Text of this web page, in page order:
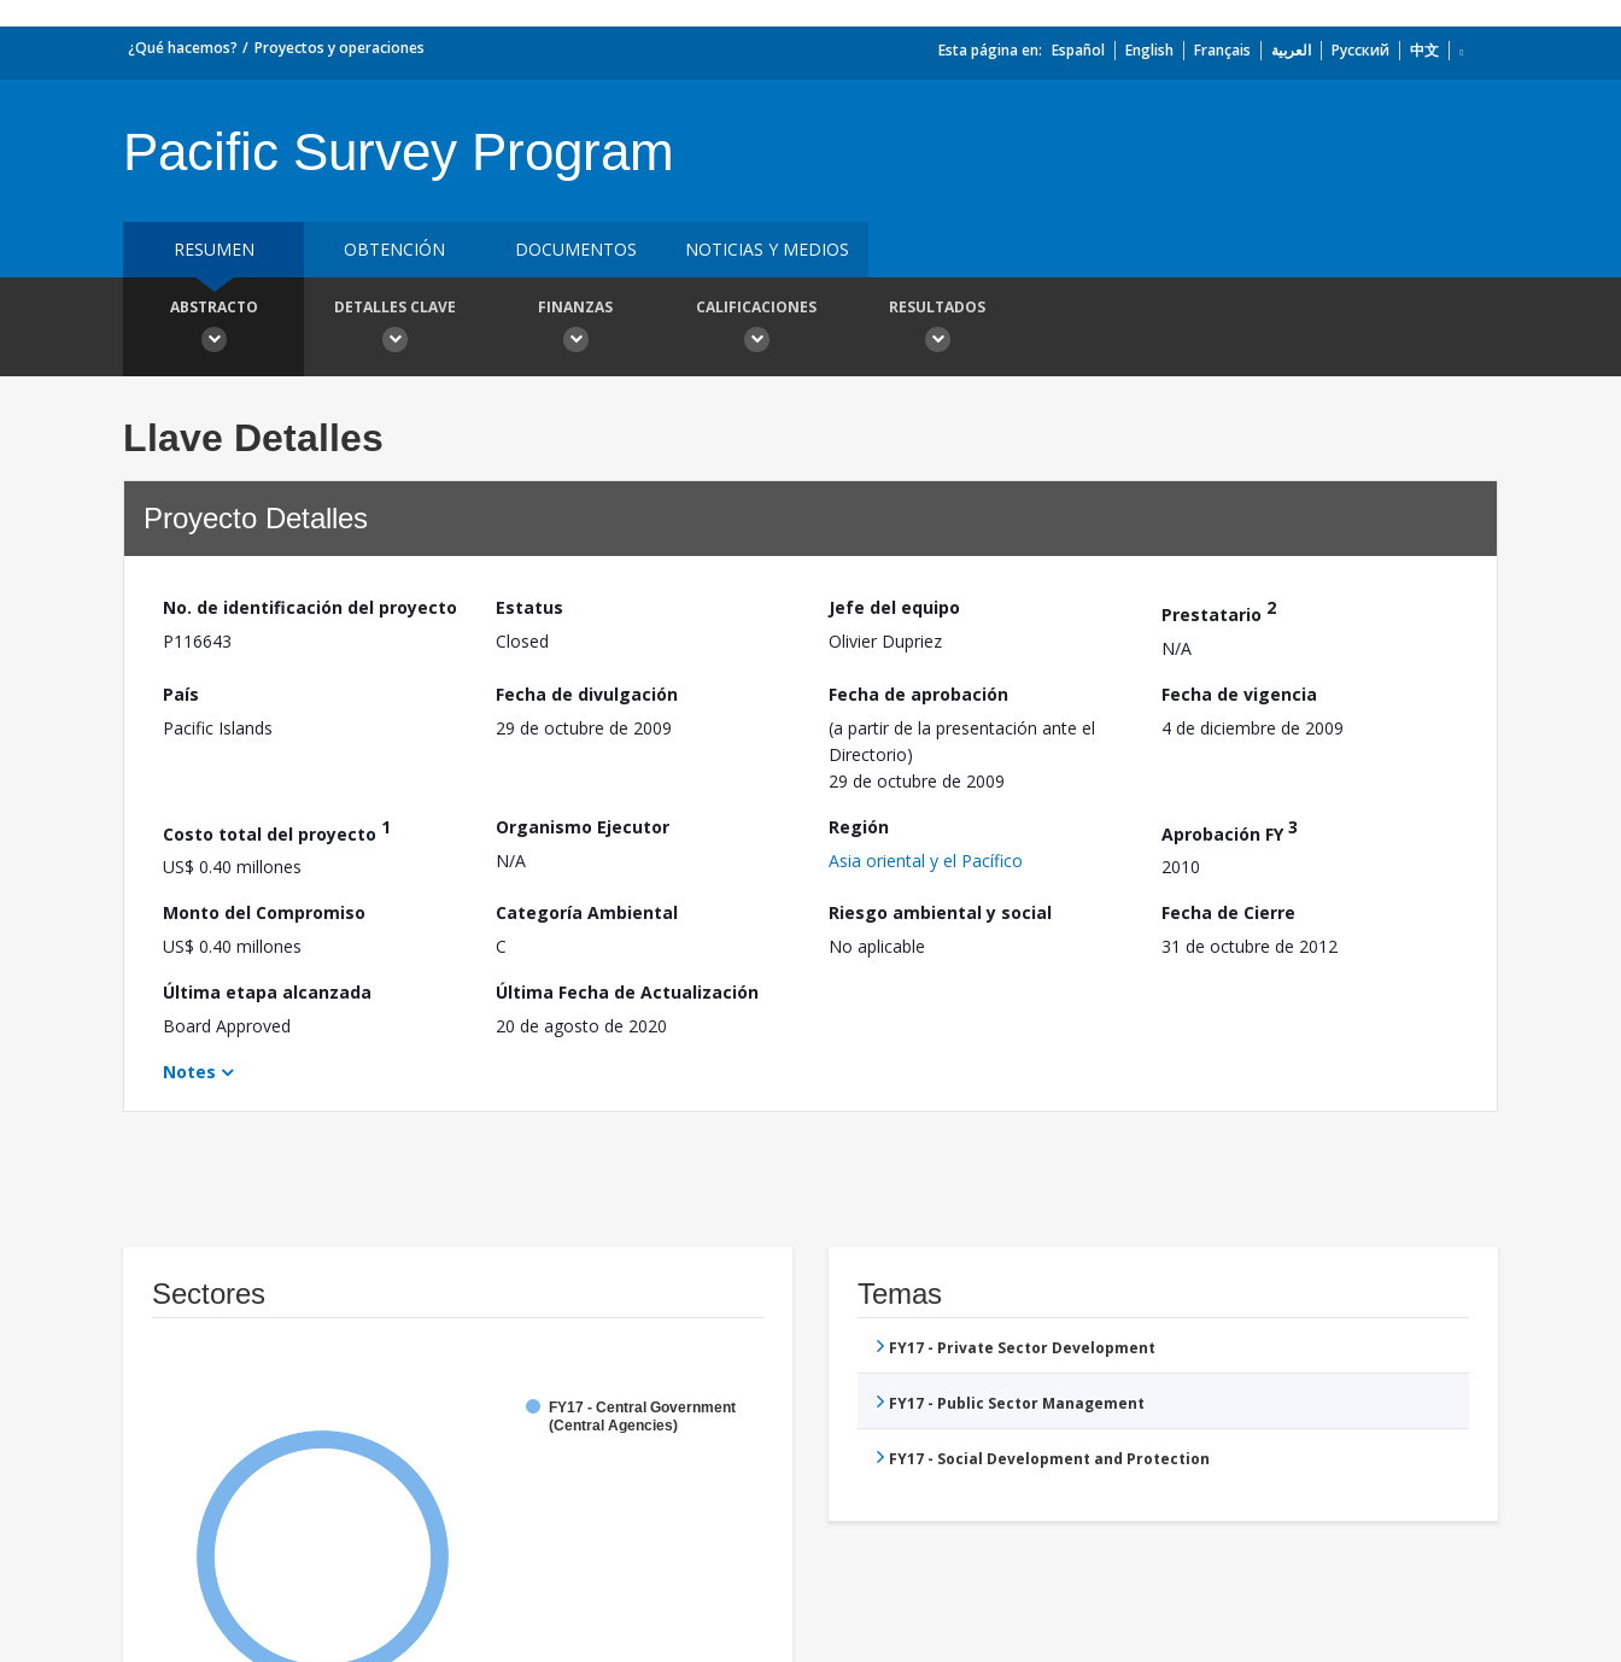
¿Qué hacemos? Proyectos y operaciones Esta página en: Español English Français العربية Русский 中文
Pacific Survey Program
RESUMEN OBTENCIÓN DOCUMENTOS NOTICIAS Y MEDIOS
ABSTRACTO DETALLES CLAVE FINANZAS CALIFICACIONES RESULTADOS
Llave Detalles
Proyecto Detalles
No. de identificación del proyecto
P116643
Estatus
Closed
Jefe del equipo
Olivier Dupriez
Prestatario 2
N/A
País
Pacific Islands
Fecha de divulgación
29 de octubre de 2009
Fecha de aprobación
(a partir de la presentación ante el
Directorio)
29 de octubre de 2009
Fecha de vigencia
4 de diciembre de 2009
Costo total del proyecto 1
US$ 0.40 millones
Organismo Ejecutor
N/A
Región
Asia oriental y el Pacífico
Aprobación FY3
2010
Monto del Compromiso
US$ 0.40 millones
Categoría Ambiental
C
Riesgo ambiental y social
No aplicable
Fecha de Cierre
31 de octubre de 2012
Última etapa alcanzada
Board Approved
Última Fecha de Actualización
20 de agosto de 2020
Notes
Sectores
FY17 - Central Government
(Central Agencies)
Temas
FY17 - Private Sector Development
FY17 - Public Sector Management
FY17 - Social Development and Protection